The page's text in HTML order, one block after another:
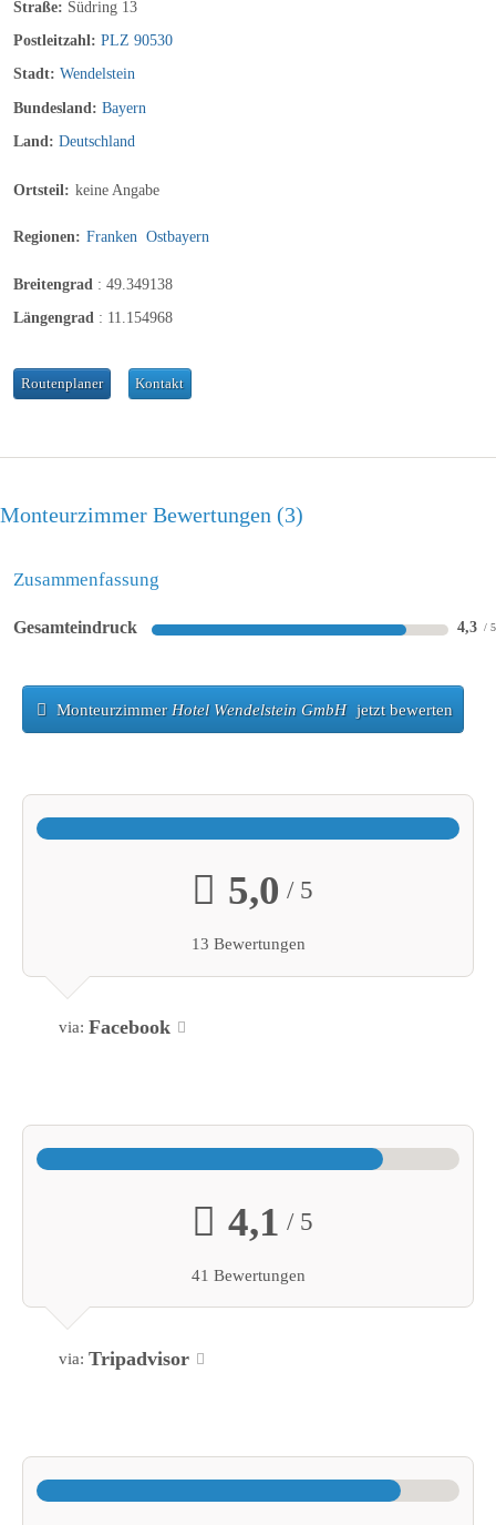
Straße: Südring 13
Postleitzahl: PLZ 90530
Stadt: Wendelstein
Bundesland: Bayern
Land: Deutschland
Ortsteil: keine Angabe
Regionen: Franken Ostbayern
Breitengrad : 49.349138
Längengrad : 11.154968
Routenplaner Kontakt
Monteurzimmer Bewertungen 3
Zusammenfassung
Gesamteindruck 4,3
Monteurzimmer Hotel Wendelstein GmbH jetzt bewerten
5,0 / 5
13 Bewertungen
via: Facebook
4,1 / 5
41 Bewertungen
via: Tripadvisor